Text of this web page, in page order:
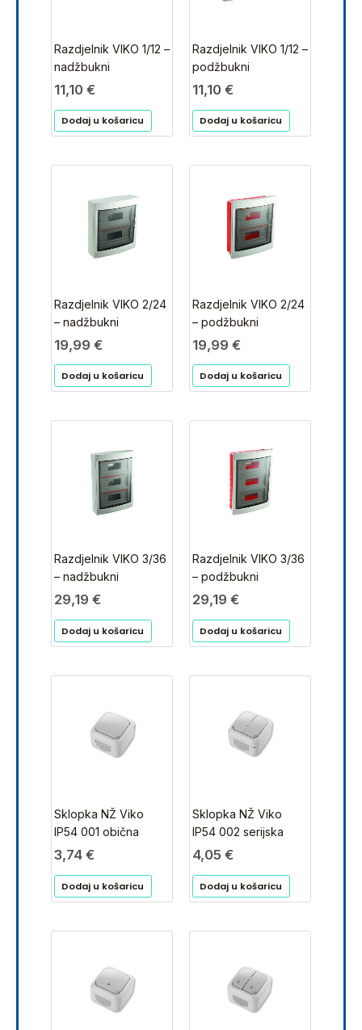
Razdjelnik VIKO 1/12 –
nadžbukni
11,10 €
Dodaj u košaricu
Razdjelnik VIKO 1/12 –
podžbukni
11,10 €
Dodaj u košaricu
Razdjelnik VIKO 2/24
– nadžbukni
19,99 €
Dodaj u košaricu
Razdjelnik VIKO 2/24
– podžbukni
19,99 €
Dodaj u košaricu
Razdjelnik VIKO 3/36
– nadžbukni
29,19 €
Dodaj u košaricu
Razdjelnik VIKO 3/36
– podžbukni
29,19 €
Dodaj u košaricu
Sklopka NŽ Viko
IP54 001 obična
3,74 €
Dodaj u košaricu
Sklopka NŽ Viko
IP54 002 serijska
4,05 €
Dodaj u košaricu